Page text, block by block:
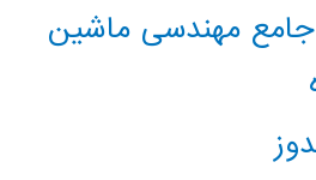
جامع مهندسی ماشین